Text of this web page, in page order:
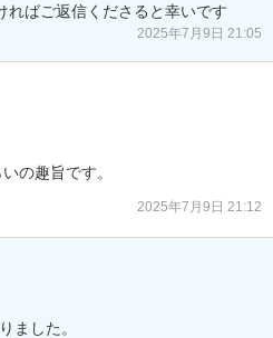
ればご返信くださると幸いです
2025年7月9日 21:05
の趣旨です。
2025年7月9日 21:12
ました。